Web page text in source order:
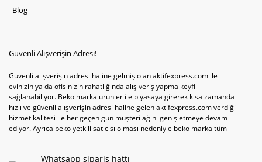
Blog
Güvenli Alışverişin Adresi!
Güvenli alışverişin adresi haline gelmiş olan aktifexpress.com ile
evinizin ya da ofisinizin rahatlığında alış veriş yapma keyfi
sağlanabiliyor. Beko marka ürünler ile piyasaya girerek kısa zamanda
hızlı ve güvenli alışverişin adresi haline gelen aktifexpress.com verdiği
hizmet kalitesi ile her geçen gün müşteri ağını genişletmeye devam
ediyor. Ayrıca beko yetkili satıcısı olması nedeniyle beko marka tüm
televizyon ya da bulaşık makinesi değil aynı zamanda çamaşır makinesi
Whatsapp sipariş hattı